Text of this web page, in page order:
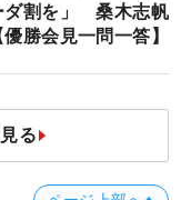
ダ割を」 桑木志帆
勝会見一問一答】
る